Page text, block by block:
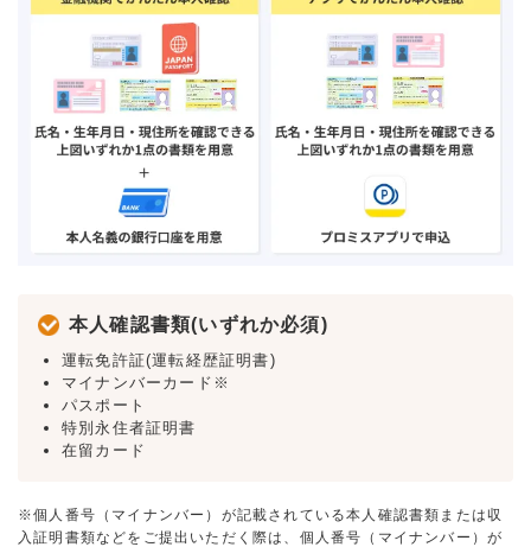
本人確認書類(いずれか必須)
運転免許証(運転経歴証明書)
マイナンバーカード※
パスポート
特別永住者証明書
在留カード
※個人番号（マイナンバー）が記載されている本人確認書類または収
入証明書類などをご提出いただく際は、個人番号（マイナンバー）が